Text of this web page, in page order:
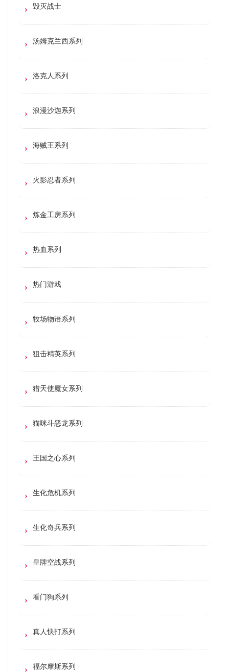
毁灭战士
汤姆克兰西系列
洛克人系列
浪漫沙迦系列
海贼王系列
火影忍者系列
炼金工房系列
热血系列
热门游戏
牧场物语系列
狙击精英系列
猎天使魔女系列
猫咪斗恶龙系列
王国之心系列
生化危机系列
生化奇兵系列
皇牌空战系列
看门狗系列
真人快打系列
福尔摩斯系列